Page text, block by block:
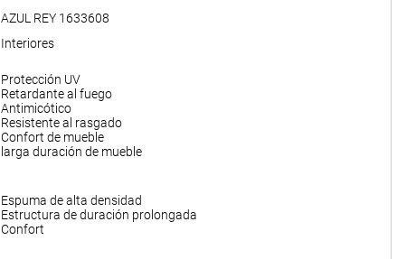
AZUL REY 1633608
Interiores
Protección UV
Retardante al fuego
Antimicótico
Resistente al rasgado
Confort de mueble
larga duración de mueble
Espuma de alta densidad
Estructura de duración prolongada
Confort